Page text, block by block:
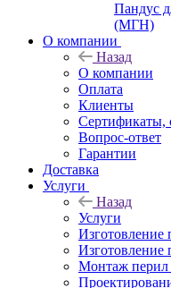
Пандус
(МГН)
О компании
Назад
О компании
Оплата
Клиенты
Сертификаты,
Вопрос-ответ
Гарантии
Доставка
Услуги
Назад
Услуги
Изготовление
Изготовление
Монтаж перил